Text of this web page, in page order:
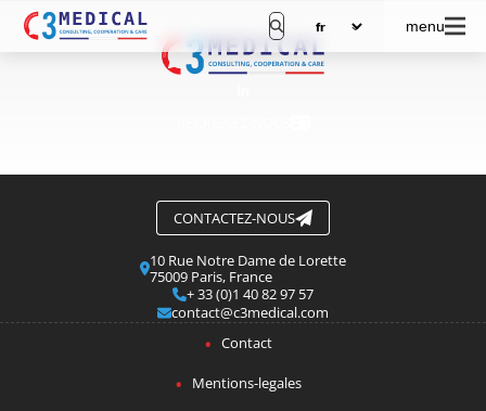
menu
CONTACTEZ-NOUS
10 Rue Notre Dame de Lorette
75009 Paris, France
+ 33 (0)1 40 82 97 57
contact@c3medical.com
Contact
Mentions-legales